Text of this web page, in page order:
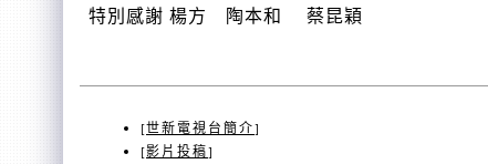
特別感謝 楊方 陶本和 蔡昆穎
[世新電視台簡介]
[影片投稿]